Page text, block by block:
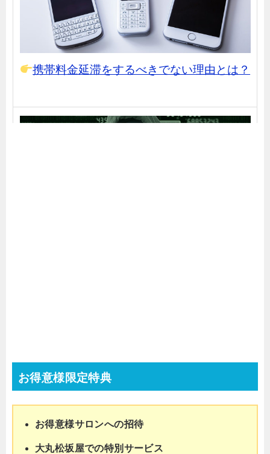
携帯料金延滞をするべきでない理由とは？
お得意様限定特典
お得意様サロンへの招待
大丸松坂屋での特別サービス